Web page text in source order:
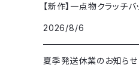
【新作】一点物クラッチ
2026/8/6
夏季発送休業のお知らせ